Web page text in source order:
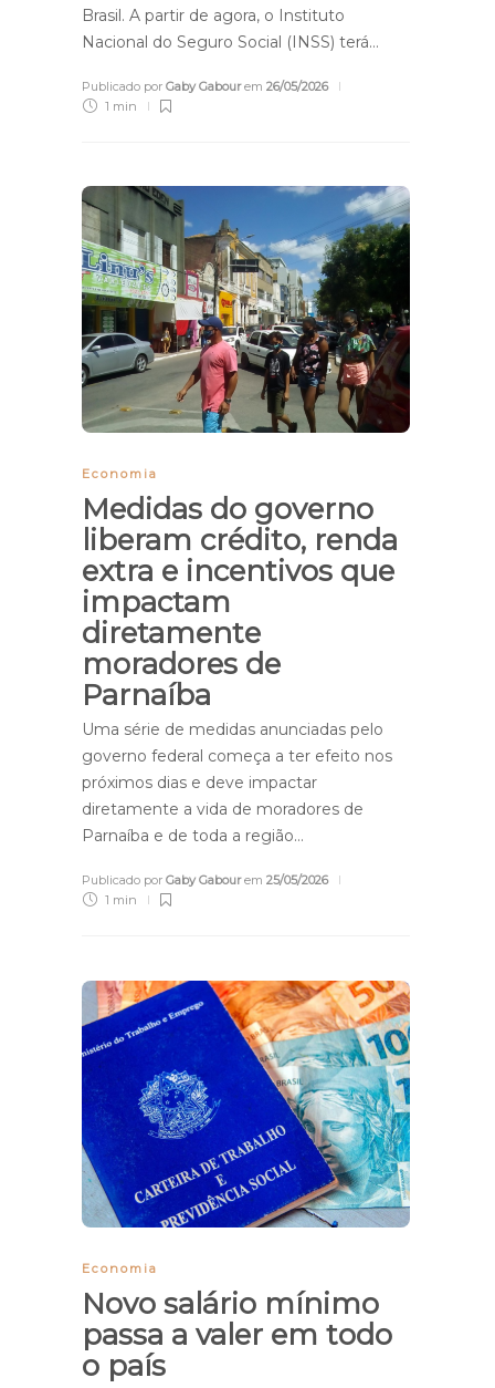
Brasil. A partir de agora, o Instituto
Nacional do Seguro Social (INSS) terá…
Publicado por Gaby Gabourem 26/05/2026
1 min
Economia
Medidas do governo
liberam crédito, renda
extra e incentivos que
impactam
diretamente
moradores de
Parnaíba
Uma série de medidas anunciadas pelo
governo federal começa a ter efeito nos
próximos dias e deve impactar
diretamente a vida de moradores de
Parnaíba e de toda a região…
Publicado por Gaby Gabourem 25/05/2026
1 min
Economia
Novo salário mínimo
passa a valer em todo
o país